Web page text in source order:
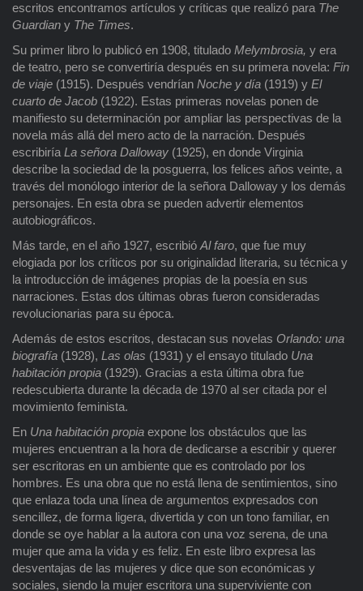
escritos encontramos artículos y críticas que realizó para The
Guardian y The Times.
Su primer libro lo publicó en 1908, titulado Melymbrosia, y era
de teatro, pero se convertiría después en su primera novela: Fin
de viaje (1915). Después vendrían Noche y día (1919) y El
cuarto de Jacob (1922). Estas primeras novelas ponen de
manifiesto su determinación por ampliar las perspectivas de la
novela más allá del mero acto de la narración. Después
escribiría La señora Dalloway (1925), en donde Virginia
describe la sociedad de la posguerra, los felices años veinte, a
través del monólogo interior de la señora Dalloway y los demás
personajes. En esta obra se pueden advertir elementos
autobiográficos.
Más tarde, en el año 1927, escribió Al faro, que fue muy
elogiada por los críticos por su originalidad literaria, su técnica y
la introducción de imágenes propias de la poesía en sus
narraciones. Estas dos últimas obras fueron consideradas
revolucionarias para su época.
Además de estos escritos, destacan sus novelas Orlando: una
biografía (1928), Las olas (1931) y el ensayo titulado Una
habitación propia (1929). Gracias a esta última obra fue
redescubierta durante la década de 1970 al ser citada por el
movimiento feminista.
En Una habitación propia expone los obstáculos que las
mujeres encuentran a la hora de dedicarse a escribir y querer
ser escritoras en un ambiente que es controlado por los
hombres. Es una obra que no está llena de sentimientos, sino
que enlaza toda una línea de argumentos expresados con
sencillez, de forma ligera, divertida y con un tono familiar, en
donde se oye hablar a la autora con una voz serena, de una
mujer que ama la vida y es feliz. En este libro expresa las
desventajas de las mujeres y dice que son económicas y
sociales, siendo la mujer escritora una superviviente con